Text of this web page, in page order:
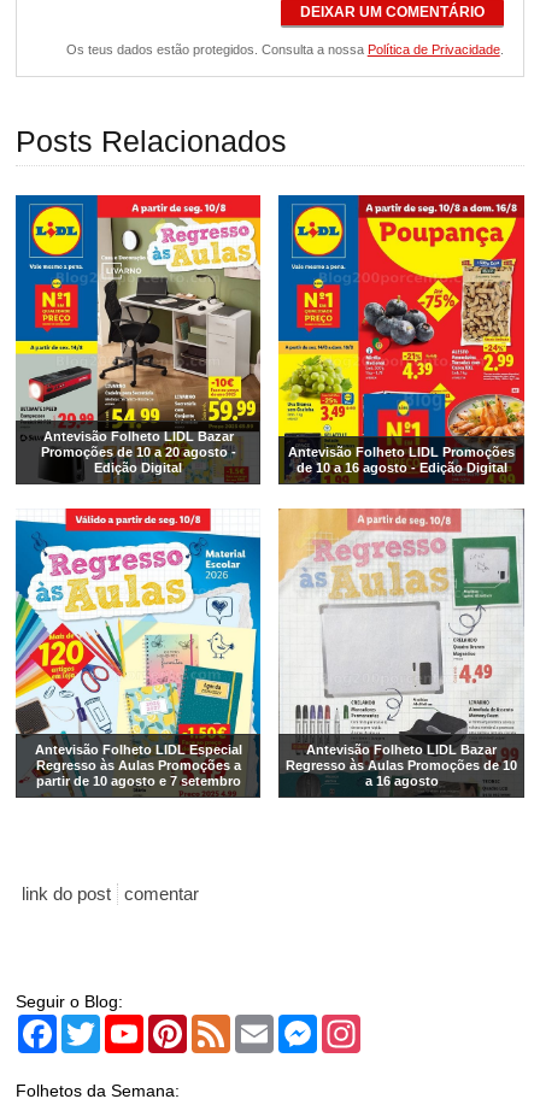
DEIXAR UM COMENTÁRIO
Os teus dados estão protegidos. Consulta a nossa Política de Privacidade.
Posts Relacionados
Antevisão Folheto LIDL Bazar
Promoções de 10 a 20 agosto -
Edição Digital
Antevisão Folheto LIDL Promoções
de 10 a 16 agosto - Edição Digital
Antevisão Folheto LIDL Especial
Regresso às Aulas Promoções a
partir de 10 agosto e 7 setembro
Antevisão Folheto LIDL Bazar
Regresso às Aulas Promoções de 10
a 16 agosto
link do post comentar
Seguir o Blog:
Facebook
TwitterYouTubePinterest
Feed Email Messenger
Folhetos da Semana: